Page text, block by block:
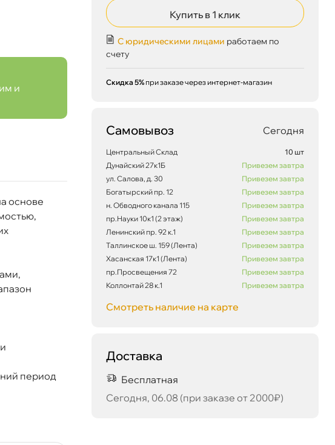
и
основе
период
Купить в 1 клик
С юридическими лицами работаем по
счету
Скидка 5% при заказе через интернет-магазин
Самовывоз Сегодня
Центральный Склад
10 шт
Дунайский 27к1Б
Привезем завтра
ул. Салова, д. 30
Привезем завтра
Богатырский пр. 12
Привезем завтра
н. Обводного канала 115
Привезем завтра
пр.Науки 10к1 (2 этаж)
Привезем завтра
Ленинский пр. 92 к.1
Привезем завтра
Таллинское ш. 159 (Лента)
Привезем завтра
Хасанская 17к1 (Лента)
Привезем завтра
пр.Просвещения 72
Привезем завтра
Коллонтай 28 к.1
Привезем завтра
Смотреть наличие на карте
Доставка
Бесплатная
Сегодня, 06.08 (при заказе от 2000₽)
14 701 ₽15 475 ₽